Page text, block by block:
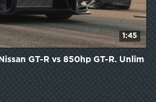
1:45
GT-R vs 850hp GT-R. Unlim